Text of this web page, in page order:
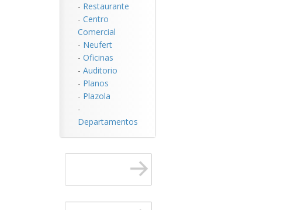
- Restaurante
- Centro
Comercial
- Neufert
- Oficinas
- Auditorio
- Planos
- Plazola
-
Departamentos